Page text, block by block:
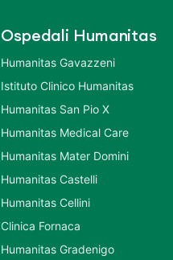
Ospedali Humanitas
Humanitas Gavazzeni
Istituto Clinico Humanitas
Humanitas San Pio X
Humanitas Medical Care
Humanitas Mater Domini
Humanitas Castelli
Humanitas Cellini
Clinica Fornaca
Humanitas Gradenigo